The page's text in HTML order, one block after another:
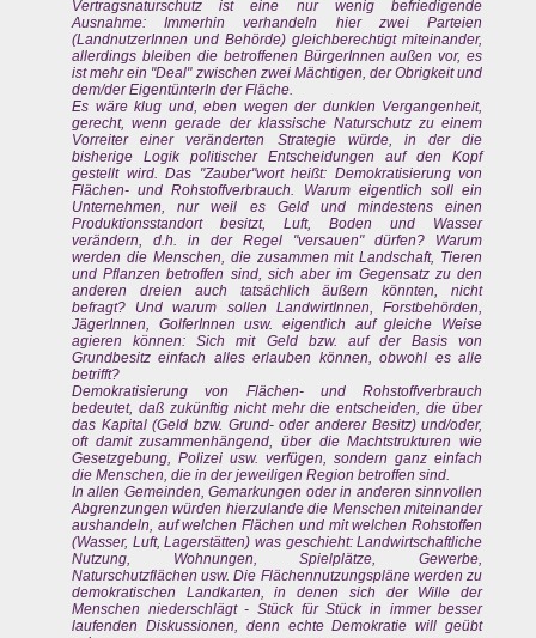
Vertragsnaturschutz ist eine nur wenig befriedigende
Ausnahme: Immerhin verhandeln hier zwei Parteien
(LandnutzerInnen und Behörde) gleichberechtigt miteinander,
allerdings bleiben die betroffenen BürgerInnen außen vor, es
ist mehr ein "Deal" zwischen zwei Mächtigen, der Obrigkeit und
dem/der EigentünterIn der Fläche.
Es wäre klug und, eben wegen der dunklen Vergangenheit,
gerecht, wenn gerade der klassische Naturschutz zu einem
Vorreiter einer veränderten Strategie würde, in der die
bisherige Logik politischer Entscheidungen auf den Kopf
gestellt wird. Das "Zauber"wort heißt: Demokratisierung von
Flächen- und Rohstoffverbrauch. Warum eigentlich soll ein
Unternehmen, nur weil es Geld und mindestens einen
Produktionsstandort besitzt, Luft, Boden und Wasser
verändern, d.h. in der Regel "versauen" dürfen? Warum
werden die Menschen, die zusammen mit Landschaft, Tieren
und Pflanzen betroffen sind, sich aber im Gegensatz zu den
anderen dreien auch tatsächlich äußern könnten, nicht
befragt? Und warum sollen LandwirtInnen, Forstbehörden,
JägerInnen, GolferInnen usw. eigentlich auf gleiche Weise
agieren können: Sich mit Geld bzw. auf der Basis von
Grundbesitz einfach alles erlauben können, obwohl es alle
betrifft?
Demokratisierung von Flächen- und Rohstoffverbrauch
bedeutet, daß zukünftig nicht mehr die entscheiden, die über
das Kapital (Geld bzw. Grund- oder anderer Besitz) und/oder,
oft damit zusammenhängend, über die Machtstrukturen wie
Gesetzgebung, Polizei usw. verfügen, sondern ganz einfach
die Menschen, die in der jeweiligen Region betroffen sind.
In allen Gemeinden, Gemarkungen oder in anderen sinnvollen
Abgrenzungen würden hierzulande die Menschen miteinander
aushandeln, auf welchen Flächen und mit welchen Rohstoffen
(Wasser, Luft, Lagerstätten) was geschieht: Landwirtschaftliche
Nutzung, Wohnungen, Spielplätze, Gewerbe,
Naturschutzflächen usw. Die Flächennutzungspläne werden zu
demokratischen Landkarten, in denen sich der Wille der
Menschen niederschlägt - Stück für Stück in immer besser
laufenden Diskussionen, denn echte Demokratie will geübt